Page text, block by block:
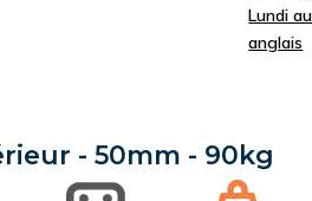
Lundi
anglais
- 50mm - 90kg